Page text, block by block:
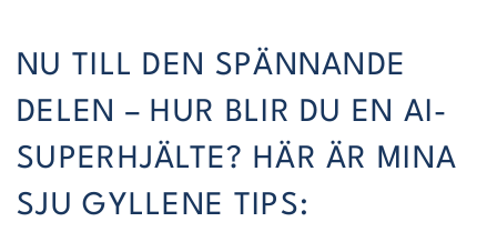
NU TILL DEN SPÄNNANDE
DELEN – HUR BLIR DU EN AI-
SUPERHJÄLTE? HÄR ÄR MINA
SJU GYLLENE TIPS: